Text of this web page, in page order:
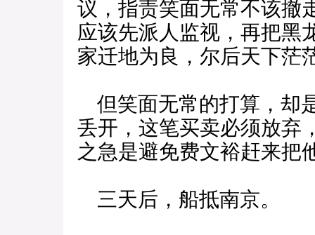
议，指责笑面无常不该撤
应该先派人监视，再把黑
家迁地为良，尔后天下茫
但笑面无常的打算，却
丢开，这笔买卖必须放弃
之急是避免费文裕赶来把
三天后，船抵南京。